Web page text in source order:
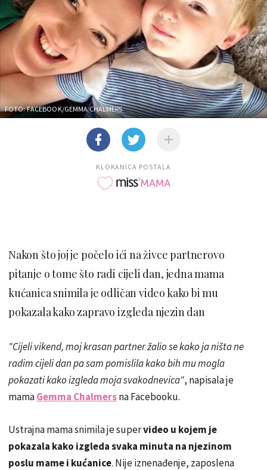
FOTO: FACEBOOK/GEMMA CHALMERS
KLOKANICA POSTALA
Nakon što joj je počelo ići na živce partnerovo
pitanje o tome što radi cijeli dan, jedna mama
kućanica snimila je odličan video kako bi mu
pokazala kako zapravo izgleda njezin dan
"Cijeli vikend, moj krasan partner žalio se kako ja ništa ne
radim cijeli dan pa sam pomislila kako bih mu mogla
pokazati kako izgleda moja svakodnevica", napisala je
mamaGemma Chalmersna Facebooku.
Ustrajna mama snimila je supervideo u kojem je
pokazala kako izgleda svaka minuta na njezinom
poslu mame i kućanice. Nije iznenađenje, zaposlena